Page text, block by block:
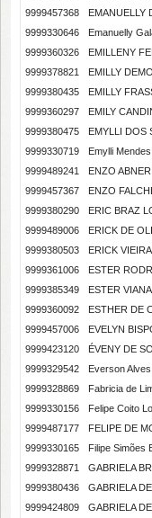
9999457368
EMANUELLY
9999330646
Emanuelly
9999360326
EMILLENY
9999378821
EMILLY
9999380435
EMILLY
9999360297
EMILY
9999380475
EMYLLI DOS
9999330719
Emylli
9999489241
ENZO
9999457367
ENZO
9999380290
ERIC BRAZ
9999489006
ERICK DE
9999380503
ERICK
9999361006
ESTER
9999385349
ESTER
9999360092
ESTHER DE
9999457006
EVELYN
9999423120
ÉVENY DE
9999329542
Everson
9999328869
Fabricia de
9999330156
Felipe Coito
9999487177
FELIPE DE
9999330165
Filipe Simões
9999328871
GABRIELA
9999380436
GABRIELA
9999424809
GABRIELA